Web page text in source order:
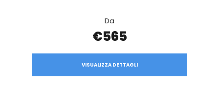
Da
€565
VISUALIZZA DETTAGLI